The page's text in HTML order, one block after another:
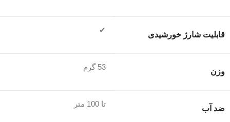
قابلیت شارژ خورشیدی
✔
وزن
53 گرم
ضد آب
تا 100 متر